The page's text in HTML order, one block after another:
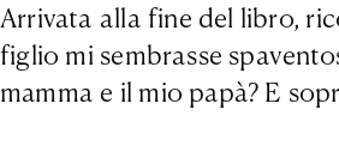
Arrivata alla fine del libro,
figlio mi sembrasse
mamma e il mio papà? E